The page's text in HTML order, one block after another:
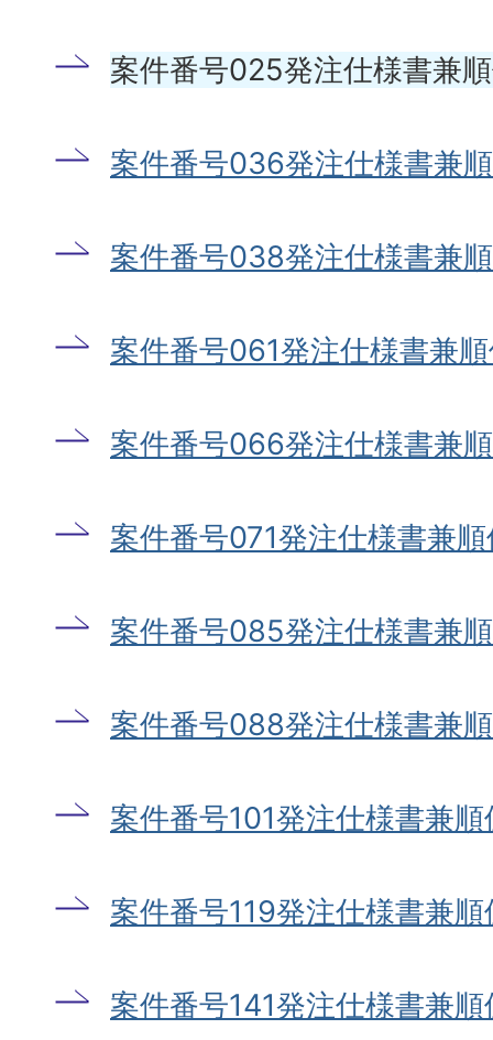
案件番号025発注仕様書兼
案件番号036発注仕様書兼
案件番号038発注仕様書兼
案件番号061発注仕様書兼
案件番号066発注仕様書兼
案件番号071発注仕様書兼
案件番号085発注仕様書兼
案件番号088発注仕様書兼
案件番号101発注仕様書兼
案件番号119発注仕様書兼
案件番号141発注仕様書兼